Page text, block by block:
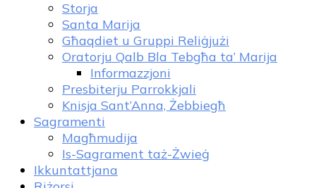
Storja
Santa Marija
Għaqdiet u Gruppi Reliġjużi
Oratorju Qalb Bla Tebgħa ta’ Marija
Informazzjoni
Presbiterju Parrokkjali
Knisja Sant’Anna, Żebbiegħ
Sagramenti
Magħmudija
Is-Sagrament taż-Żwieġ
Ikkuntattjana